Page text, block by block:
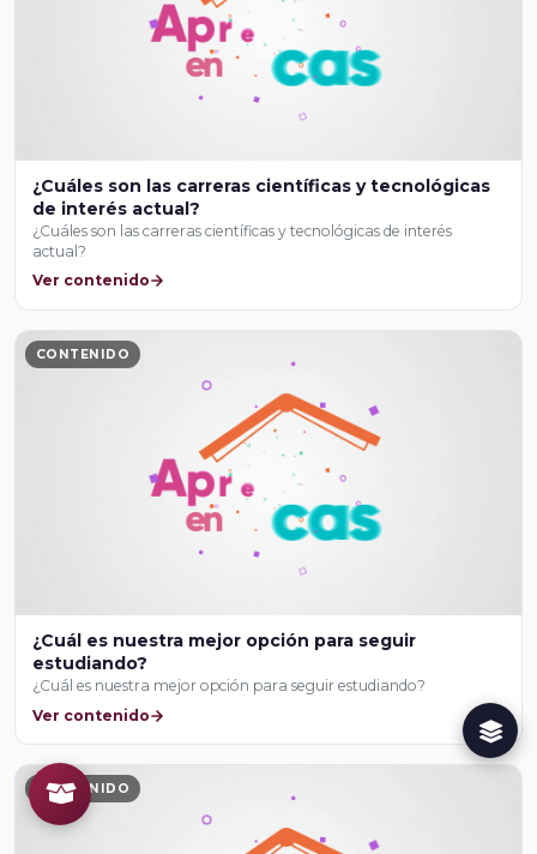
¿Cuáles son las carreras científicas y tecnológicas
de interés actual?
¿Cuáles son las carreras científicas y tecnológicas de interés
actual?
Ver contenido
CONTENIDO
¿Cuál es nuestra mejor opción para seguir
estudiando?
¿Cuál es nuestra mejor opción para seguir estudiando?
Ver contenido
CONTENIDO